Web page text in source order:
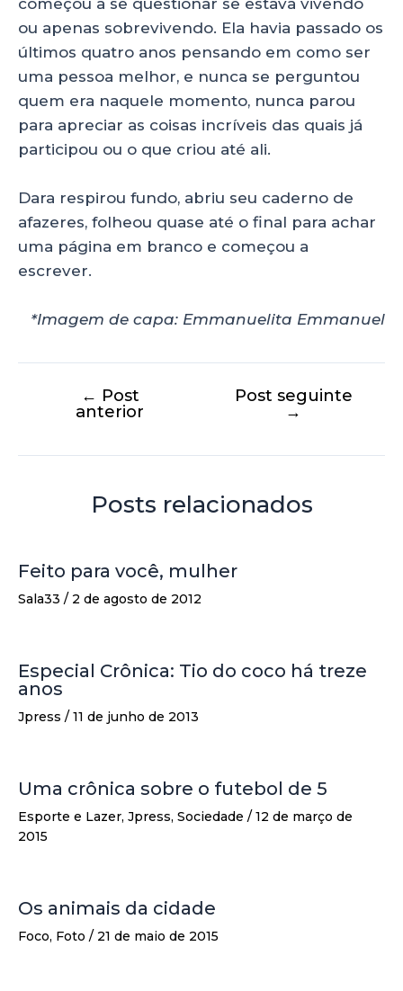
ou apenas sobrevivendo. Ela havia passado os
últimos quatro anos pensando em como ser
uma pessoa melhor, e nunca se perguntou
quem era naquele momento, nunca parou
para apreciar as coisas incríveis das quais já
participou ou o que criou até ali.
Dara respirou fundo, abriu seu caderno de
afazeres, folheou quase até o final para achar
uma página em branco e começou a
escrever.
*Imagem de capa: Emmanuelita Emmanuel
← Post
anterior
Post seguinte
→
Posts relacionados
Feito para você, mulher
Sala33 / 2 de agosto de 2012
Especial Crônica: Tio do coco há treze
anos
Jpress / 11 de junho de 2013
Uma crônica sobre o futebol de 5
Esporte e Lazer, Jpress, Sociedade / 12 de março de
2015
Os animais da cidade
Foco, Foto / 21 de maio de 2015